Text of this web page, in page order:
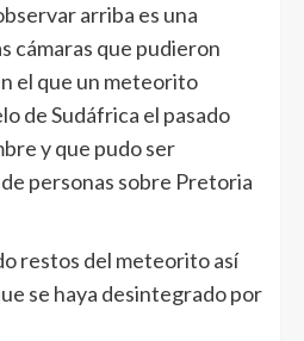
arriba es una
cámaras que pudieron
el que un meteorito
de Sudáfrica el pasado
y que pudo ser
personas sobre Pretoria
restos del meteorito así
se haya desintegrado por